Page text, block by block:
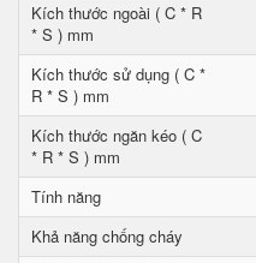
Kích thước ngoài ( C * R
* S ) mm
Kích thước sử dụng ( C *
R * S ) mm
Kích thước ngăn kéo ( C
* R * S ) mm
Tính năng
Khả năng chống cháy